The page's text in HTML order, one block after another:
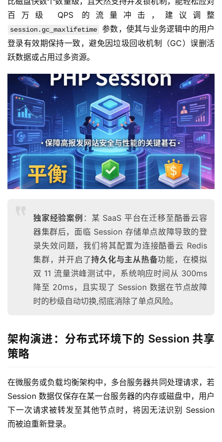
session.gc_maxlifetime
参数，使其与业务逻辑中的用户
登录有效期保持一致，避免因垃圾回收机制（GC）误删活
跃数据或占用过多资源。
独家经验案例 ：某 SaaS 平台在迁移至酷番云容
器集群后，面临 Session 存储单点故障导致的登
录失效问题，我们将其配置为连接酷番云 Redis
集群，并开启了持久化与主从热备功能，在模拟
双 11 流量洪峰测试中，系统响应时间从 300ms
降至 20ms，且实现了 Session 数据在节点故障
时的秒级自动切换,彻底消除了单点风险。
架构演进：分布式环境下的 Session 共享
策略
在微服务或负载均衡架构中，多台服务器共同处理请求，若
Session 数据仅保存在某一台服务器的内存或磁盘中，用户
下一次请求被转发至其他节点时，将因无法识别 Session
而被迫重新登录。